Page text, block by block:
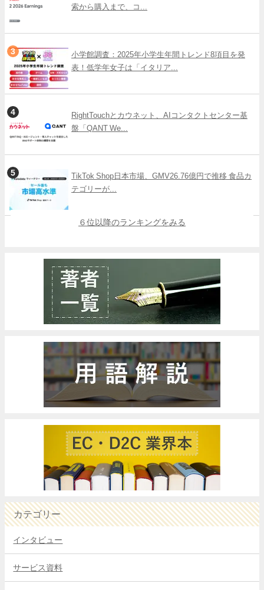
索から購入まで、コ...
小学館調査：2025年小学生年間トレンド8項目を発
表！低学年女子は「イタリア...
RightTouchとカウネット、AIコンタクトセンター基
盤「QANT We...
TikTok Shop日本市場、GMV26.76億円で推移 食品カ
テゴリーが...
６位以降のランキングをみる
カテゴリー
インタビュー
サービス資料